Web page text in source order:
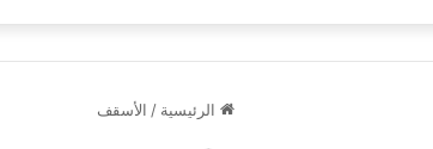
عن
المظلم
الرئيسية / الأسقف